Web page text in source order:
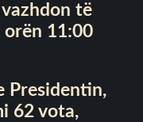
të
orën 11:00
Presidentin,
62 vota,